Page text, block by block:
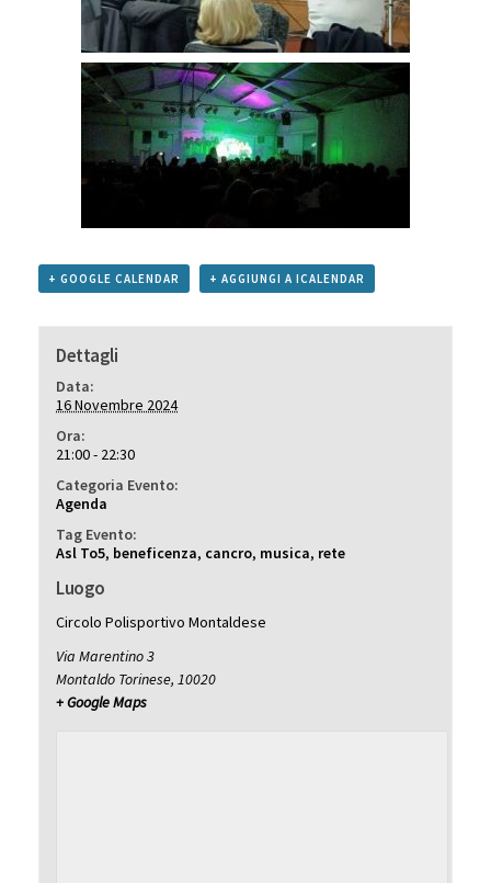
+ GOOGLE CALENDAR + AGGIUNGI A ICALENDAR
Dettagli
Data:
16 Novembre 2024
Ora:
21:00 - 22:30
Categoria Evento:
Agenda
Tag Evento:
Asl To5, beneficenza, cancro, musica, rete
Luogo
Circolo Polisportivo Montaldese
Via Marentino 3
Montaldo Torinese, 10020
+ Google Maps